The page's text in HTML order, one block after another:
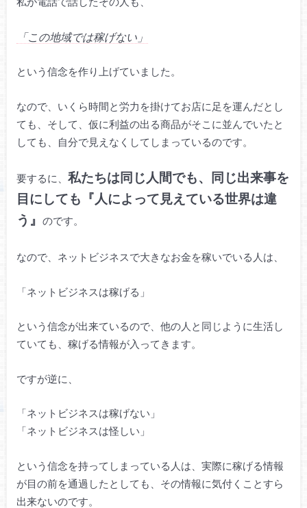
「この地域では稼げない」
という信念を作り上げていました。
なので、いくら時間と労力を掛けてお店に足を運んだとし
ても、そして、仮に利益の出る商品がそこに並んでいたと
しても、自分で見えなくしてしまっているのです。
要するに、 私たちは同じ人間でも、同じ出来事を
目にしても『人によって見えている世界は違
う』
のです。
なので、ネットビジネスで大きなお金を稼いでいる人は、
「ネットビジネスは稼げる」
という信念が出来ているので、他の人と同じように生活し
ていても、稼げる情報が入ってきます。
ですが逆に、
「ネットビジネスは稼げない」
「ネットビジネスは怪しい」
という信念を持ってしまっている人は、実際に稼げる情報
が目の前を通過したとしても、その情報に気付くことすら
出来ないのです。